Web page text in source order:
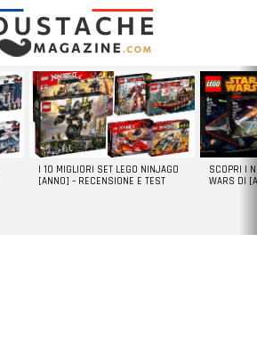
I 10 MIGLIORI SET LEGO NINJAGO
[ANNO] – RECENSIONE E TEST
SCOPRI I
WARS DI